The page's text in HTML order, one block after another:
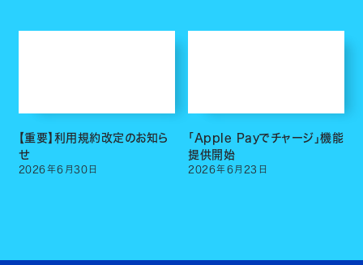
【重要】利用規約改定のお知ら
せ
2026年6 月 30 日
「Apple Payでチャージ」機能
提供開始
2026年6 月 23 日